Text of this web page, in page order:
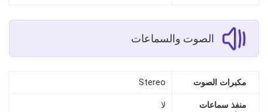
الصوت والسماعات
مكبرات الصوت Stereo
منفذ سماعات
لا